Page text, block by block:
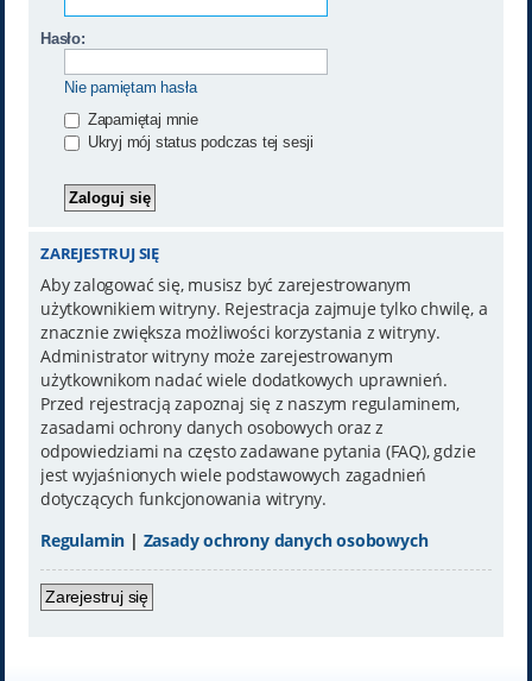
Hasło:
Nie pamiętam hasła
Zapamiętaj mnie
Ukryj mój status podczas tej sesji
ZAREJESTRUJ SIĘ
Aby zalogować się, musisz być zarejestrowanym
użytkownikiem witryny. Rejestracja zajmuje tylko chwilę, a
znacznie zwiększa możliwości korzystania z witryny.
Administrator witryny może zarejestrowanym
użytkownikom nadać wiele dodatkowych uprawnień.
Przed rejestracją zapoznaj się z naszym regulaminem,
zasadami ochrony danych osobowych oraz z
odpowiedziami na często zadawane pytania (FAQ), gdzie
jest wyjaśnionych wiele podstawowych zagadnień
dotyczących funkcjonowania witryny.
Regulamin | Zasady ochrony danych osobowych
Zarejestruj się